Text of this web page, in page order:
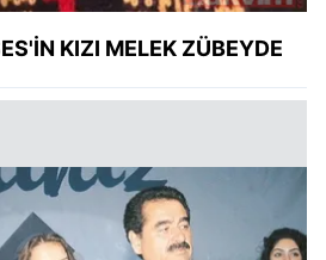
KIZI MELEK ZÜBEYDE